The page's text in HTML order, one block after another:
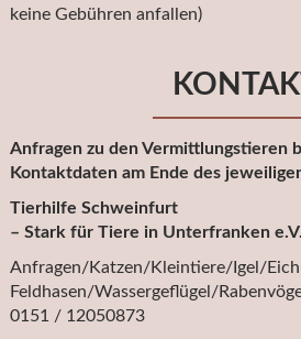
keine Gebühren anfallen)
Anfragen zu den Vermittlungstieren
Kontaktdaten am Ende des
Tierhilfe Schweinfurt
– Stark für Tiere in Unterfranken e.V.
Anfragen/Katzen/Kleintiere/Igel/
Feldhasen/Wassergeflügel/
0151 / 12050873